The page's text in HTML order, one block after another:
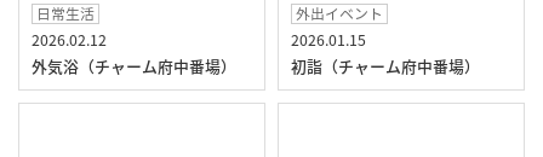
日常生活
2026.02.12
外気浴（チャーム府中番場）
外出イベント
2026.01.15
初詣（チャーム府中番場）